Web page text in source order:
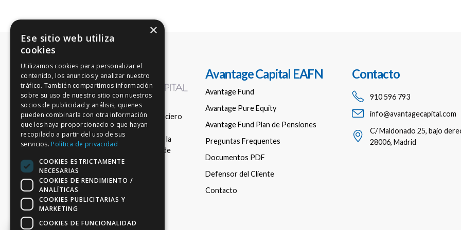
Empresa de asesoramiento financiero
nacional en fondos de inversión,
registrada con el número 150 en la
Comisión Nacional del Mercado de
Valores (CNMV).
Avantage Capital EAFN
Avantage Fund
Avantage Pure Equity
Avantage Fund Plan de Pensiones
Preguntas Frequentes
Documentos PDF
Defensor del Cliente
Contacto
Contacto
910 596 793
info@avantagecapital.com
C/ Maldonado 25, bajo
28006, Madrid
×
Ese sitio web utiliza
cookies
Utilizamos cookies para personalizar el
contenido, los anuncios y analizar nuestro
tráfico. También compartimos información
sobre su uso de nuestro sitio con nuestros
socios de publicidad y análisis, quienes
pueden combinarla con otra información
que les haya proporcionado o que hayan
recopilado a partir del uso de sus
servicios. Política de privacidad
COOKIES ESTRICTAMENTE
NECESARIAS
COOKIES DE RENDIMIENTO /
ANALÍTICAS
COOKIES PUBLICITARIAS Y
MARKETING
COOKIES DE FUNCIONALIDAD